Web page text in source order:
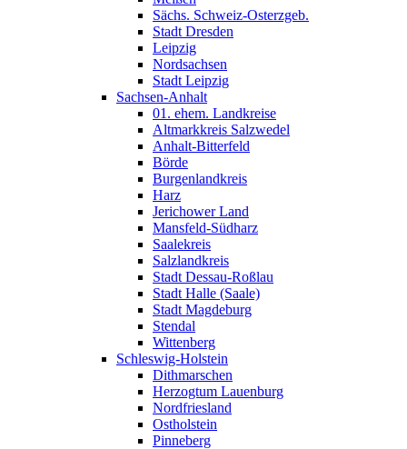
Sächs. Schweiz-Osterzgeb.
Stadt Dresden
Leipzig
Nordsachsen
Stadt Leipzig
Sachsen-Anhalt
01. ehem. Landkreise
Altmarkkreis Salzwedel
Anhalt-Bitterfeld
Börde
Burgenlandkreis
Harz
Jerichower Land
Mansfeld-Südharz
Saalekreis
Salzlandkreis
Stadt Dessau-Roßlau
Stadt Halle (Saale)
Stadt Magdeburg
Stendal
Wittenberg
Schleswig-Holstein
Dithmarschen
Herzogtum Lauenburg
Nordfriesland
Ostholstein
Pinneberg